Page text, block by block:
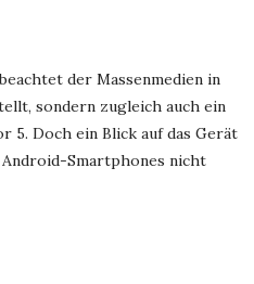
der Massenmedien in
sondern zugleich auch ein
5. Doch ein Blick auf das Gerät
Smartphones nicht